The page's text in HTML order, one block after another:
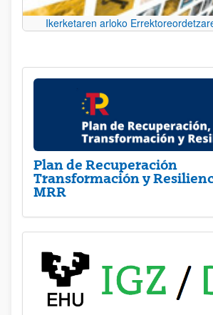
Ikerketaren arloko
Plan de Recuperación
Transformación y
MRR